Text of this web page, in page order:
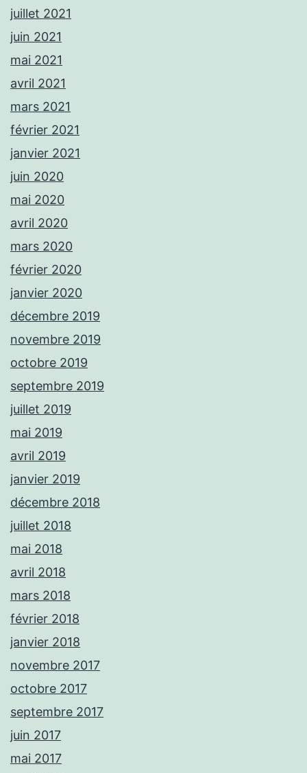
juillet 2021
juin 2021
mai 2021
avril 2021
mars 2021
février 2021
janvier 2021
juin 2020
mai 2020
avril 2020
mars 2020
février 2020
janvier 2020
décembre 2019
novembre 2019
octobre 2019
septembre 2019
juillet 2019
mai 2019
avril 2019
janvier 2019
décembre 2018
juillet 2018
mai 2018
avril 2018
mars 2018
février 2018
janvier 2018
novembre 2017
octobre 2017
septembre 2017
juin 2017
mai 2017